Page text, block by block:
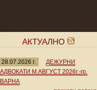
АКТУАЛНО
28.07.2026 г.
ДЕЖУРНИ
АДВОКАТИ М.АВГУСТ 2026г.-гр.
ВАРНА